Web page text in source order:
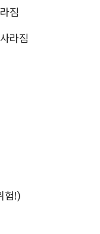
짐
라짐
험!)